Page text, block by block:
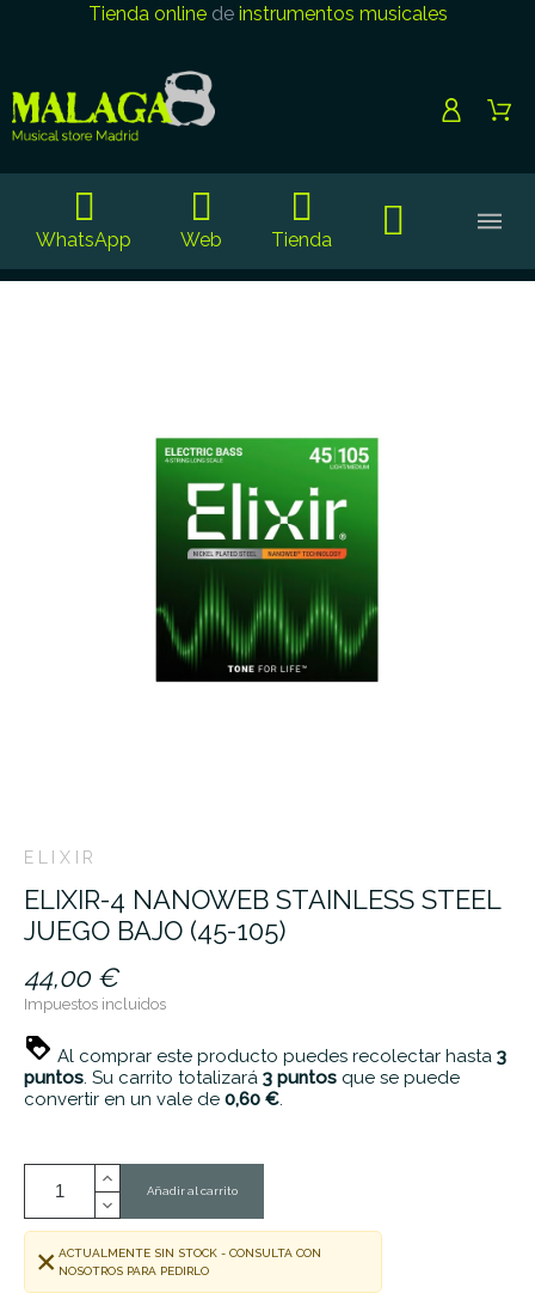
Tienda onlinede instrumentos musicales
WhatsApp Web Tienda
ELIXIR
ELIXIR-4 NANOWEB STAINLESS STEEL
JUEGO BAJO (45-105)
44,00 €
Impuestos incluidos
Al comprar este producto puedes recolectar hasta 3
puntos. Su carrito totalizará 3 puntos que se puede
convertir en un vale de 0,60 €.
Añadir al carrito
ACTUALMENTE SIN STOCK - CONSULTA CON
NOSOTROS PARA PEDIRLO